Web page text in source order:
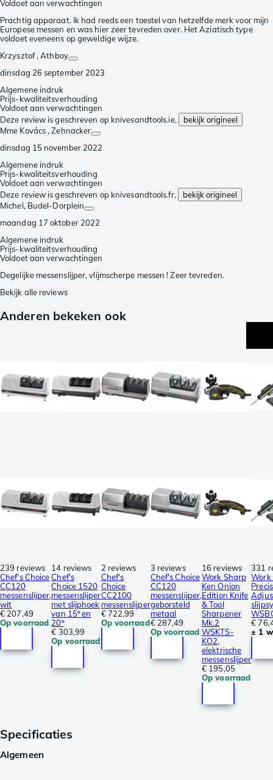
Voldoet aan verwachtingen
Prachtig apparaat. Ik had reeds een toestel van hetzelfde merk voor mijn
Europese messen en was hier zeer tevreden over. Het Aziatisch type
voldoet eveneens op geweldige wijze.
Krzysztof, Athboy
dinsdag 26 september 2023
Algemene indruk
Prijs-kwaliteitsverhouding
Voldoet aan verwachtingen
Deze review is geschreven op knivesandtools.ie,
bekijk origineel
Mme Kovács , Zehnacker
dinsdag 15 november 2022
Algemene indruk
Prijs-kwaliteitsverhouding
Voldoet aan verwachtingen
Deze review is geschreven op knivesandtools.fr,
bekijk origineel
Michel, Budel-Dorplein
maandag 17 oktober 2022
Algemene indruk
Prijs-kwaliteitsverhouding
Voldoet aan verwachtingen
Degelijke messenslijper, vlijmscherpe messen ! Zeer tevreden.
Bekijk alle reviews
Anderen bekeken ook
239 reviews
Chef's Choice
CC120
messenslijper,
wit
€ 207,49
Op voorraad
14 reviews
Chef's
Choice 1520
messenslijper
met slijphoek
van 15º en
20º
€ 303,99
Op voorraad
2 reviews
Chef's
Choice
CC2100
messenslijper
€ 722,99
Op voorraad
3 reviews
Chef's Choice
CC120
messenslijper,
geborsteld
metaal
€ 287,49
Op voorraad
16 reviews
Work Sharp
Ken Onion
Edition Knife
& Tool
Sharpener
Mk.2
WSKTS-
KO2,
elektrische
messenslijper
€ 195,05
Op voorraad
331
Work
€
± 1
Specificaties
Algemeen